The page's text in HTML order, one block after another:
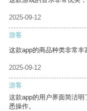
2025-09-12
游客
这款app的商品种类非常丰
2025-09-12
游客
这款app的用户界面简洁
悉操作。